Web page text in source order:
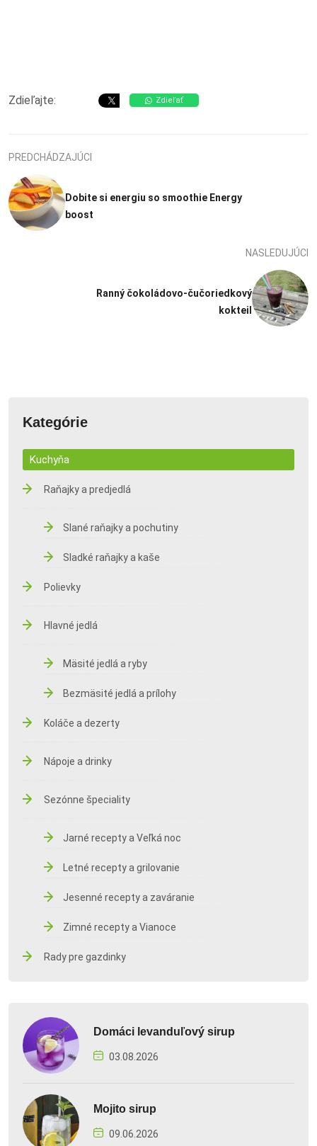
Zdieľajte: Zdieľať
PREDCHÁDZAJÚCI
Dobite si energiu so smoothie Energy
boost
NASLEDUJÚCI
Ranný čokoládovo-čučoriedkový
kokteil
Kategórie
Kuchyňa
Raňajky a predjedlá
Slané raňajky a pochutiny
Sladké raňajky a kaše
Polievky
Hlavné jedlá
Mäsité jedlá a ryby
Bezmäsité jedlá a prílohy
Koláče a dezerty
Nápoje a drinky
Sezónne špeciality
Jarné recepty a Veľká noc
Letné recepty a grilovanie
Jesenné recepty a zaváranie
Zimné recepty a Vianoce
Rady pre gazdinky
Domáci levanduľový sirup
03.08.2026
Mojito sirup
09.06.2026